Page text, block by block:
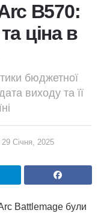
B570:
ціна в
бюджетної
виходу та її
29 Січня, 2025
Battlemage були